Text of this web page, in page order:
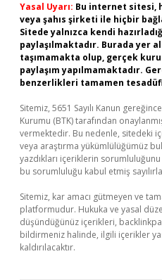
Yasal Uyarı: Bu internet sitesi,
veya şahıs şirketi ile hiçbir
Sitede yalnızca kendi
paylaşılmaktadır. Burada yer
taşımamakta olup, gerçek
paylaşım yapılmamaktadır.
benzerlikleri tamamen
Sitemiz, 5651 Sayılı Kanun
Kurumu (BTK) tarafından
vermektedir. Bu nedenle, sitedeki
veya araştırma yükümlülüğümüz
yazdıkları içeriklerin
bu sorumluluğu kabul etmiş
Sitemiz, kar amacı gütmeyen ve
platformudur. Hukuka ve yasal
düşündüğünüz içerikleri,
bildirmeniz halinde, ilgili içerikler
kaldırılacaktır.